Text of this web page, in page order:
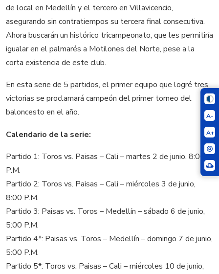
A-
A+
de local en Medellín y el tercero en Villavicencio,
asegurando sin contratiempos su tercera final consecutiva.
Ahora buscarán un histórico tricampeonato, que les permitiría
igualar en el palmarés a Motilones del Norte, pese a la
corta existencia de este club.
En esta serie de 5 partidos, el primer equipo que logré tres
victorias se proclamará campeón del primer torneo del
baloncesto en el año.
Calendario de la serie:
Partido 1: Toros vs. Paisas – Cali – martes 2 de junio, 8:00
P.M.
Partido 2: Toros vs. Paisas – Cali – miércoles 3 de junio,
8:00 P.M.
Partido 3: Paisas vs. Toros – Medellín – sábado 6 de junio,
5:00 P.M.
Partido 4*: Paisas vs. Toros – Medellín – domingo 7 de junio,
5:00 P.M.
Partido 5*: Toros vs. Paisas – Cali – miércoles 10 de junio,